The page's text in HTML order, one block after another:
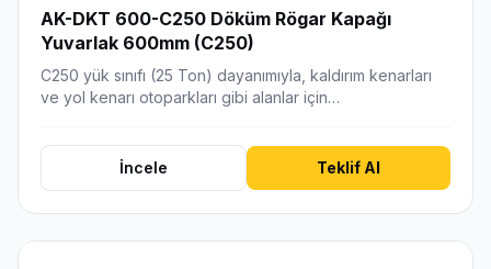
AK-DKT 600-C250 Döküm Rögar Kapağı
Yuvarlak 600mm (C250)
C250 yük sınıfı (25 Ton) dayanımıyla, kaldırım kenarları
ve yol kenarı otoparkları gibi alanlar için…
İncele Teklif Al